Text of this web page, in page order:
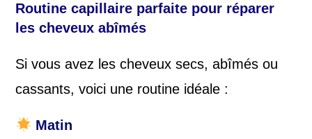
Routine capillaire parfaite pour réparer
les cheveux abîmés
Si vous avez les cheveux secs, abîmés ou
cassants, voici une routine idéale :
Matin